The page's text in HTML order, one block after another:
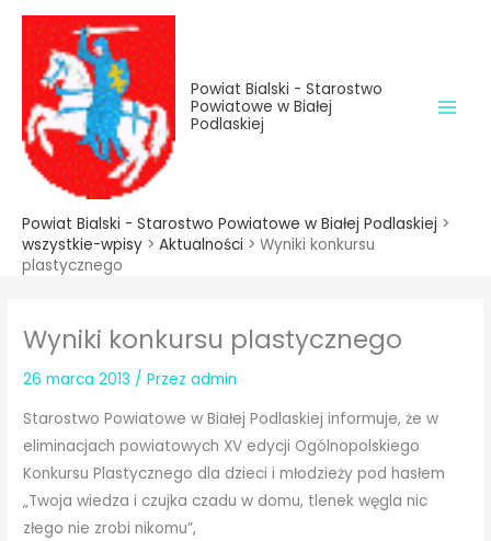
treści
Przejdź
treści
Powiat Bialski - Starostwo
Powiatowe w Białej
Podlaskiej
Powiat Bialski - Starostwo Powiatowe w Białej Podlaskiej >
wszystkie-wpisy > Aktualności > Wyniki konkursu
plastycznego
Wyniki konkursu plastycznego
26 marca 2013 / Przezadmin
Starostwo Powiatowe w Białej Podlaskiej informuje, że w
eliminacjach powiatowych XV edycji Ogólnopolskiego
Konkursu Plastycznego dla dzieci i młodzieży pod hasłem
„Twoja wiedza i czujka czadu w domu, tlenek węgla nic
złego nie zrobi nikomu”,